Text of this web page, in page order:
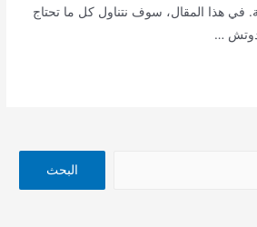
في هذا المقال، سوف نتناول كل ما تحتاج
…
البحث